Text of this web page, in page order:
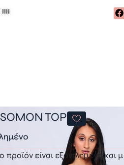
TOP
προϊόν είναι εξαντλημένο και